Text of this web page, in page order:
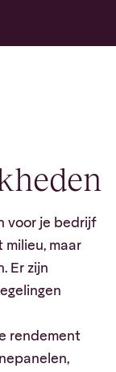
voor je bedrijf
maar
Er zijn
rendement